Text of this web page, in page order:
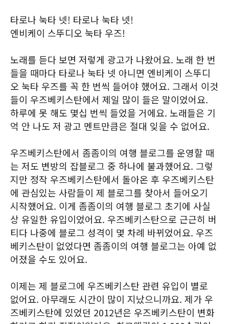
타로나 눅타 넷! 타로나 눅타 넷!
엔비케이 스뚜디오 눅타 우즈!
노래를 듣다 보면 저렇게 광고가 나왔어요. 노래 한 번
들을 때마다 타로나 눅타 넷 아니면 엔비케이 스뚜디
오 눅타 우즈를 꼭 한 번씩 들어야 했어요. 그래서 이것
들이 우즈베키스탄에서 제일 많이 들은 말이었어요.
하루에 못 해도 몇십 번씩 들었을 거에요. 노래들은 기
억 안 나도 저 광고 멘트만큼은 절대 잊을 수 없어요.
우즈베키스탄에서 좀좀이의 여행 블로그를 운영할 때
는 저도 변방의 잡블로그 중 하나에 불과했어요. 그렇
지만 정작 우즈베키스탄에서 돌아온 후 우즈베키스탄
에 관심있는 사람들이 제 블로그를 찾아서 들어오기
시작했어요. 이게 좀좀이의 여행 블로그 초기에 사실
상 유일한 유입이었어요. 우즈베키스탄으로 근근히 버
티다 나중에 블로그 성격이 몇 차례 바뀌었어요. 우즈
베키스탄이 없었다면 좀좀이의 여행 블로그는 아예 없
어졌을 수도 있어요.
이제는 제 블로그에 우즈베키스탄 관련 유입이 별로
없어요. 아무래도 시간이 많이 지났으니까요. 제가 우
즈베키스탄에 있었던 2012년은 우즈베키스탄이 변화